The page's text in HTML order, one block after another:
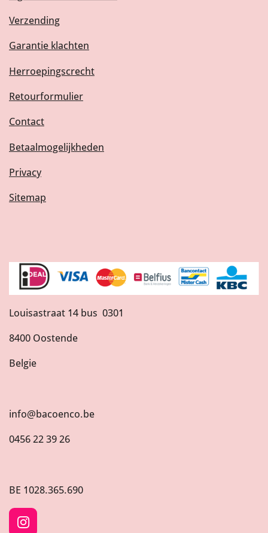
Verzending
Garantie klachten
Herroepingscrecht
Retourformulier
Contact
Betaalmogelijkheden
Privacy
Sitemap
Louisastraat 14 bus 0301
8400 Oostende
Belgie
info@bacoenco.be
0456 22 39 26
BE 1028.365.690
I